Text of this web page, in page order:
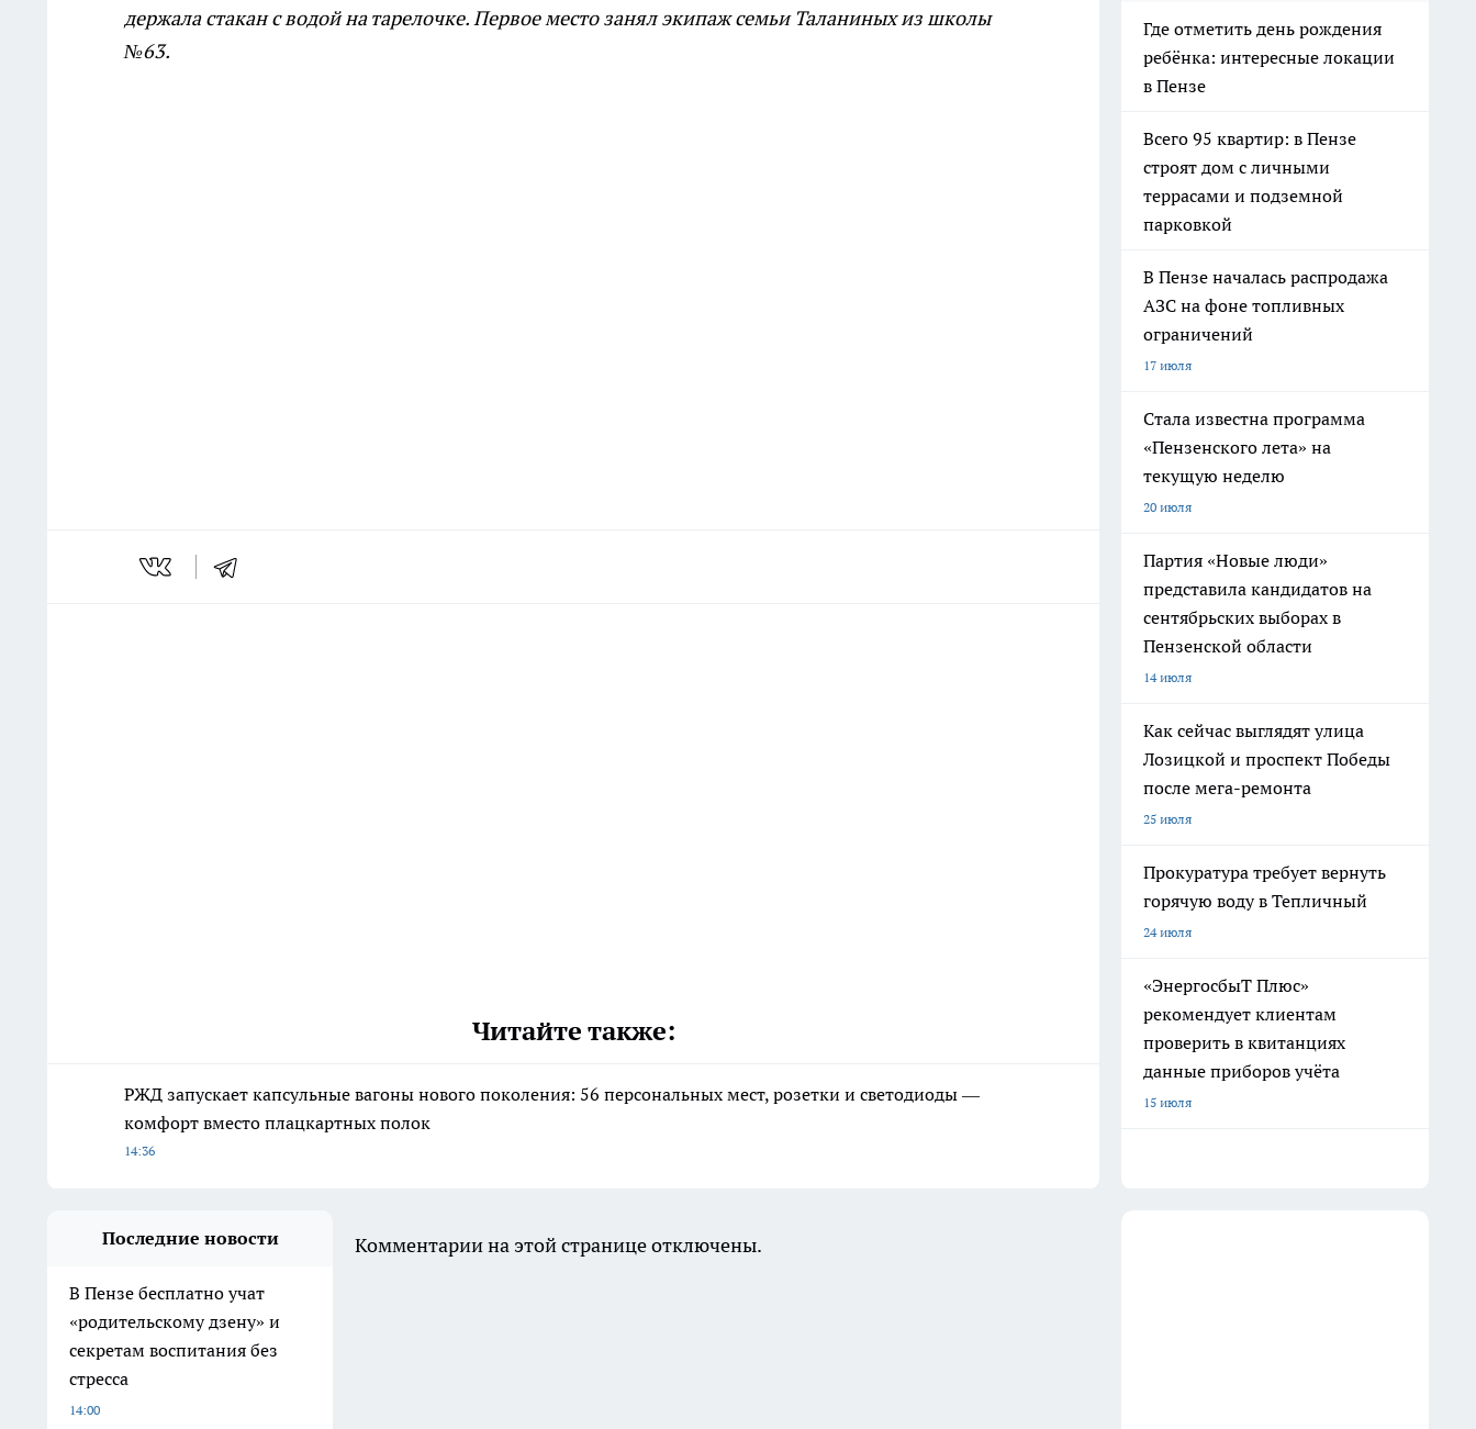
держала стакан с водой на тарелочке. Первое место занял экипаж семьи Таланиных из школы
№63.
Читайте также:
РЖД запускает капсульные вагоны нового поколения: 56 персональных мест, розетки и светодиоды —
комфорт вместо плацкартных полок
14:36
Где отметить день рождения
ребёнка: интересные локации
в Пензе
Всего 95 квартир: в Пензе
строят дом с личными
террасами и подземной
парковкой
В Пензе началась распродажа
АЗС на фоне топливных
ограничений
17 июля
Стала известна программа
«Пензенского лета» на
текущую неделю
20 июля
Партия «Новые люди»
представила кандидатов на
сентябрьских выборах в
Пензенской области
14 июля
Как сейчас выглядят улица
Лозицкой и проспект Победы
после мега-ремонта
25 июля
Прокуратура требует вернуть
горячую воду в Тепличный
24 июля
«ЭнергосбыТ Плюс»
рекомендует клиентам
проверить в квитанциях
данные приборов учёта
15 июля
Последние новости
В Пензе бесплатно учат
«родительскому дзену» и
секретам воспитания без
стресса
14:00
Комментарии на этой странице отключены.